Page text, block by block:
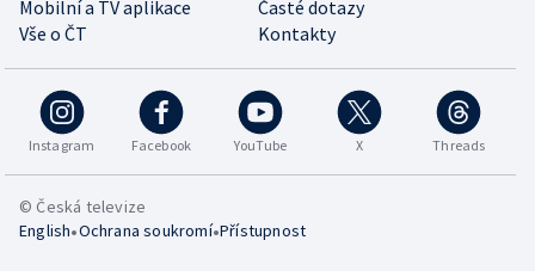
Mobilní a TV aplikace
Časté dotazy
Vše o ČT
Kontakty
Instagram Facebook YouTube X Threads
© Česká televize
English•Ochrana soukromí•Přístupnost